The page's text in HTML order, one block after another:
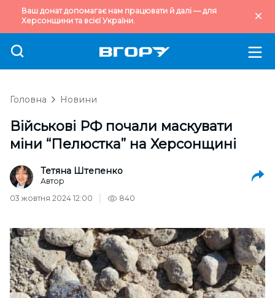
Ваш донат допомагає нам працювати й далі — для
Херсонщини та всієї України.
Головна Новини
Військові РФ почали маскувати
міни “Пелюстка” на Херсонщині
Тетяна Штепенко
Автор
03 жовтня 2024 12:00
840